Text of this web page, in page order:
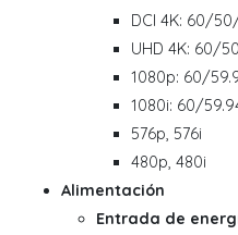
DCI 4K: 60/
UHD 4K: 60/
1080p: 60/
1080i: 60/
576p, 576i
480p, 480i
Alimentación
Entrada de